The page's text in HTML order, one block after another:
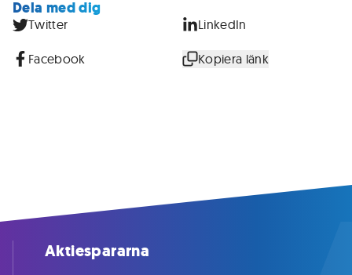
Dela med dig
Twitter LinkedIn
Facebook Kopiera länk
Aktiespararna